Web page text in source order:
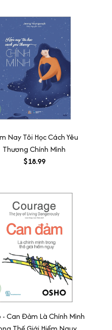
Nay Tôi Học Cách Yêu
Thương Chính Mình
$18.99
- Can Đảm Là Chính Mình